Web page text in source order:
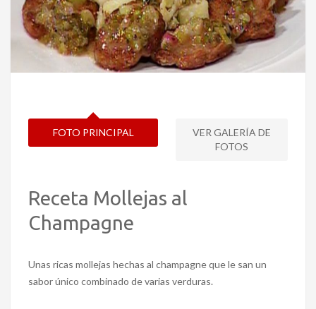
FOTO PRINCIPAL
VER GALERÍA DE
FOTOS
Receta Mollejas al
Champagne
Unas ricas mollejas hechas al champagne que le san un
sabor único combinado de varias verduras.